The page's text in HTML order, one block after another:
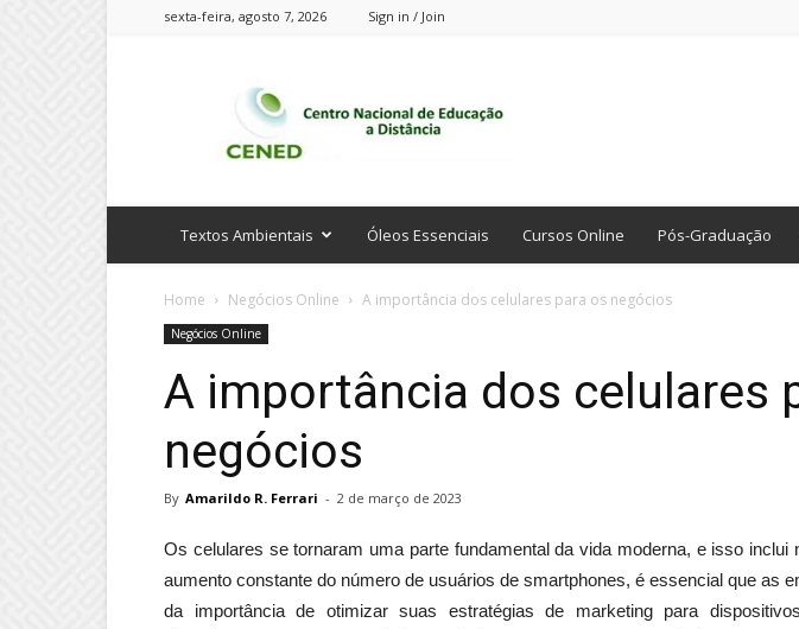
sexta-feira, agosto 7, 2026 Sign in / Join
Cursos
Online
Textos Ambientais Óleos Essenciais Cursos Online Pós-Graduação
Home Negócios Online A importância dos celulares para os negócios
Negócios Online
A importância dos celulares
negócios
By Amarildo R. Ferrari - 2 de março de 2023
Os celulares se tornaram uma parte fundamental da vida moderna, e isso inclui
aumento constante do número de usuários de smartphones, é essencial que as
da importância de otimizar suas estratégias de marketing para